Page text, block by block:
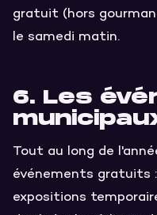
gratuit (hors
le samedi matin.
6. Les
Tout au long de
événements gratuits
expositions